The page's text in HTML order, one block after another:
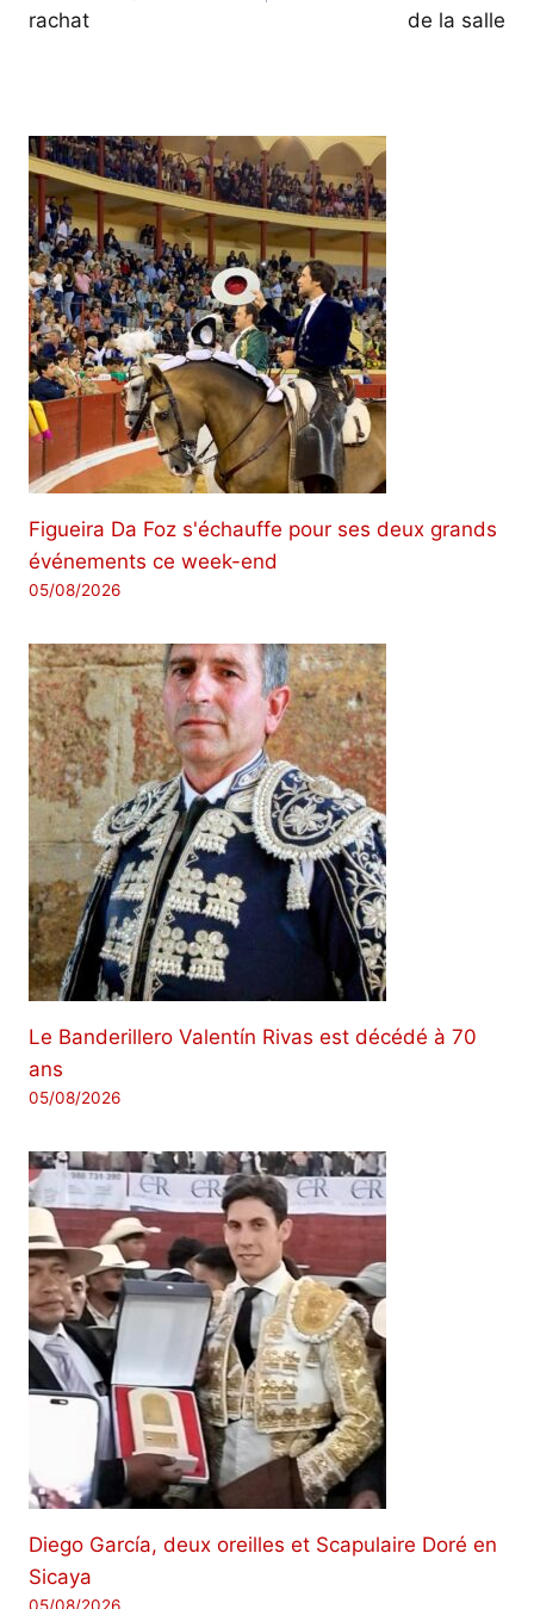
rachat
de la salle
Figueira Da Foz s'échauffe pour ses deux grands
événements ce week-end
05/08/2026
Le Banderillero Valentín Rivas est décédé à 70
ans
05/08/2026
Diego García, deux oreilles et Scapulaire Doré en
Sicaya